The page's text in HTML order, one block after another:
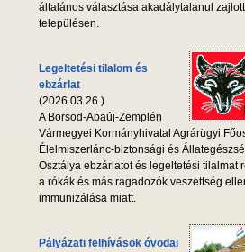
általános választása akadálytalanul
településen.
Legeltetési tilalom és
ebzárlat
(2026.03.26.)
A Borsod-Abaúj-Zemplén
Vármegyei Kormányhivatal Agrárügyi
Élelmiszerlánc-biztonsági és
Osztálya ebzárlatot és legeltetési tilalmat
a rókák és más ragadozók veszettség
immunizálása miatt.
Pályázati felhívások óvodai